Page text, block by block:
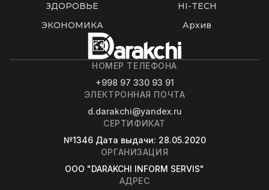
ЗДОРОВЬЕ
HI-TECH
ЭКОНОМИКА
Архив
НОМЕР ТЕЛЕФОНА
+998 97 330 93 91
ЭЛЕКТРОННАЯ ПОЧТА
d.darakchi@yandex.ru
СЕРТИФИКАТ
№1346 Дата выдачи: 28.05.2020
ОРГАНИЗАЦИЯ
OOO "DARAKCHI INFORM SERVIS"
АДРЕС